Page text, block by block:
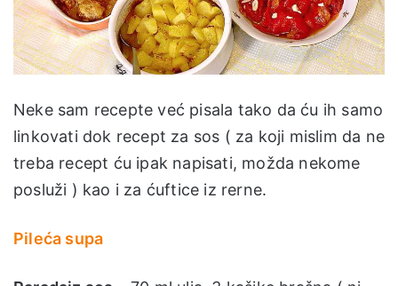
Neke sam recepte već pisala tako da ću ih samo
linkovati dok recept za sos ( za koji mislim da ne
treba recept ću ipak napisati, možda nekome
posluži ) kao i za ćuftice iz rerne.
Pileća supa